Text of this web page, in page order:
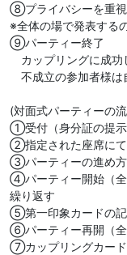
⑧プライバシーを重視
※全体の場で発表する
⑨パーティー終了
カップリングに成功
不成立の参加者様は
(対面式パーティーの
①受付（身分証の提示
②指定された座席に
③パーティーの進め方
④パーティー開始（全
繰り返す
⑤第一印象カードの記
⑥パーティー再開（全
⑦カップリングカード